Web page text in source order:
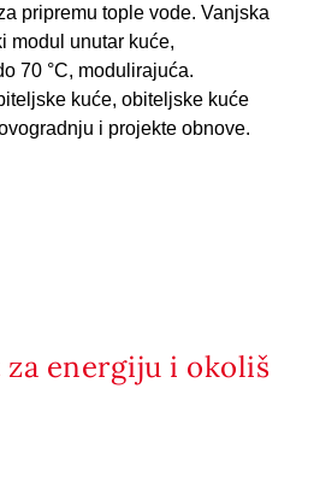
pripremu tople vode. Vanjska
modul unutar kuće,
70 °C, modulirajuća.
kuće, obiteljske kuće
i projekte obnove.
energiju i okoliš